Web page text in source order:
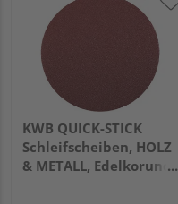
KWB QUICK-STICK
Schleifscheiben, HOLZ
& METALL, Edelkorund,